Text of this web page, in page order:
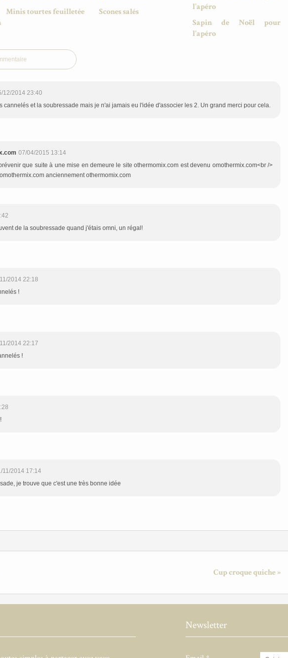
Minis tourtes feuilletée
Scones salés
Sapin de Noël pour
l'apéro
12/2014 23:40
cannelés et la soubressade mais je n'ai jamais eu l'idée d'associer les 2. Un grand merci pour cela.
07/04/2015 13:14
que suite à une mise en demeure le site othermomix.com est devenu omothermix.com<br />
anciennement othermomix.com
de la soubressade quand j'étais omni, un régal!
2014 22:18
!
2014 22:17
!
11/2014 17:14
je trouve que c'est une très bonne idée
Cup croque quiche »
Newsletter